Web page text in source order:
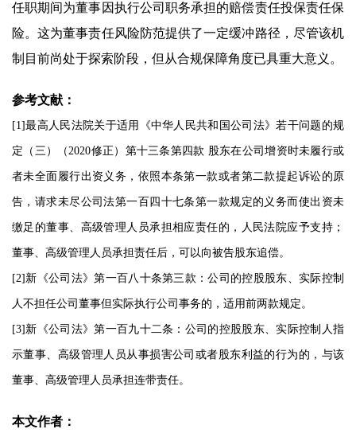
任职期间为董事因执行公司职务承担的赔偿责任投保责任保
险。这为董事责任风险防范提供了一定缓冲路径，尽管该机
制目前尚处于探索阶段，但从合规保障角度已具重大意义。
参考文献：
[1]最高人民法院关于适用《中华人民共和国公司法》若干问题的规
定（三）（2020修正）第十三条第四款 股东在公司增资时未履行或
者未全面履行出资义务，依照本条第一款或者第二款提起诉讼的原
告，请求未尽公司法第一百四十七条第一款规定的义务而使出资未
缴足的董事、高级管理人员承担相应责任的，人民法院应予支持；
董事、高级管理人员承担责任后，可以向被告股东追偿。
[2]新《公司法》第一百八十条第三款：公司的控股股东、实际控制
人不担任公司董事但实际执行公司事务的，适用前两款规定。
[3]新《公司法》第一百九十二条：公司的控股股东、实际控制人指
示董事、高级管理人员从事损害公司或者股东利益的行为的，与该
董事、高级管理人员承担连带责任。
本文作者：